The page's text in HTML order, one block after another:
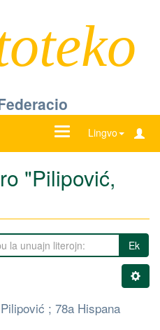
Lingvo
Ŝanĝu
"Pilipović,
Ek
; 78a Hispana